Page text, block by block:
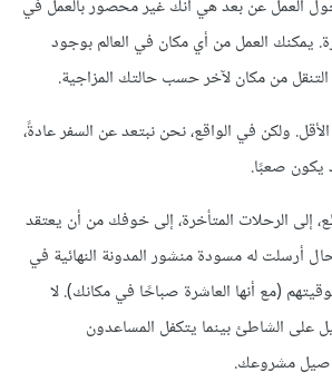
العمل عن بعد هي أنك غير محصور بالعمل في
يمكنك العمل من أي مكان في العالم بوجود
من مكان لآخر حسب حالتك المزاجية.
ولكن في الواقع، نحن نبتعد عن السفر عادةً،
يكون صعبًا.
إلى الرحلات المتأخرة، إلى خوفك من أن يعتقد
أرسلت له مسودة منشور المدونة النهائية في
(مع أنها العاشرة صباحًا في مكانك). لا
على الشاطئ بينما يتكفل المساعدون
مشروعك.